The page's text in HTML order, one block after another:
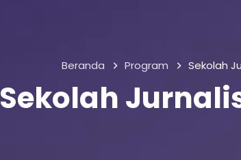
Beranda Program Sekolah
Sekolah